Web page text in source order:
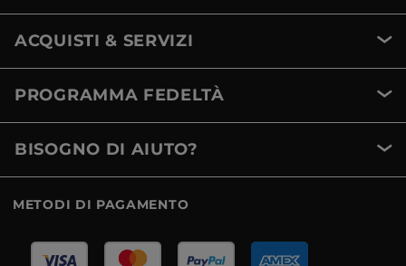
ACQUISTI & SERVIZI
PROGRAMMA FEDELTÀ
BISOGNO DI AIUTO?
METODI DI PAGAMENTO